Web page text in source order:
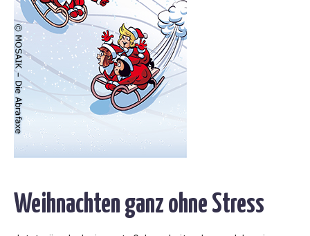
Weihnachten ganz ohne Stress